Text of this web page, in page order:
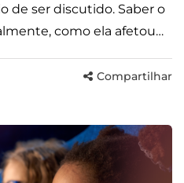
de ser discutido. Saber o
como ela afetou…
Compartilhar